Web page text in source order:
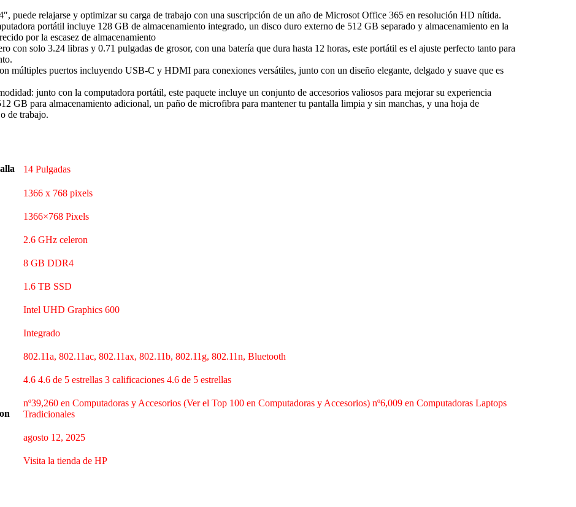
puede relajarse y optimizar su carga de trabajo con una suscripción de un año de Microsot Office 365 en resolución HD nítida.
portátil incluye 128 GB de almacenamiento integrado, un disco duro externo de 512 GB separado y almacenamiento en la
por la escasez de almacenamiento
con solo 3.24 libras y 0.71 pulgadas de grosor, con una batería que dura hasta 12 horas, este portátil es el ajuste perfecto tanto para
múltiples puertos incluyendo USB-C y HDMI para conexiones versátiles, junto con un diseño elegante, delgado y suave que es
junto con la computadora portátil, este paquete incluye un conjunto de accesorios valiosos para mejorar su experiencia
GB para almacenamiento adicional, un paño de microfibra para mantener tu pantalla limpia y sin manchas, y una hoja de
de trabajo.
‎14 Pulgadas
‎1366 x 768 pixels
‎1366×768 Pixels
‎2.6 GHz celeron
‎8 GB DDR4
‎1.6 TB SSD
‎Intel UHD Graphics 600
‎Integrado
‎802.11a, 802.11ac, 802.11ax, 802.11b, 802.11g, 802.11n, Bluetooth
4.6 4.6 de 5 estrellas 3 calificaciones 4.6 de 5 estrellas
nº39,260 en Computadoras y Accesorios (Ver el Top 100 en Computadoras y Accesorios) nº6,009 en Computadoras Laptops
Tradicionales
agosto 12, 2025
Visita la tienda de HP